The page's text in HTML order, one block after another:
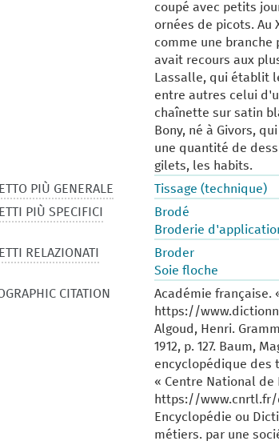
coupé avec petits
ornées de picots. Au
comme une branche
avait recours aux
Lassalle, qui établit
entre autres celui
chaînette sur satin
Bony, né à Givors,
une quantité de
gilets, les habits.
PIÙ GENERALE
Tissage (technique)
PIÙ SPECIFICI
Brodé
Broderie
RELAZIONATI
Broder
Soie floche
CITATION
Académie française.
https://
Algoud, Henri.
1912, p. 127. Baum,
encyclopédique des
« Centre National de
https://
Encyclopédie ou
métiers. par une